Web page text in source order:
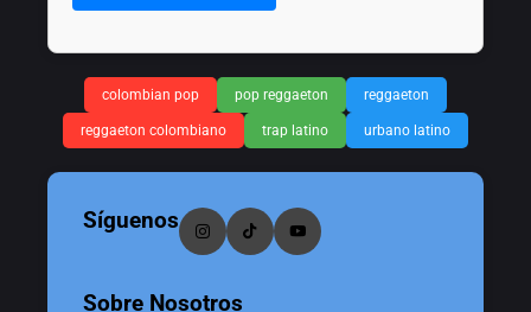
colombian pop pop reggaeton reggaeton
reggaeton colombiano trap latino urbano latino
Síguenos
Sobre Nosotros